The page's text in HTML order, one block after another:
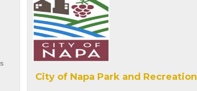
City of Napa Park and Recreation